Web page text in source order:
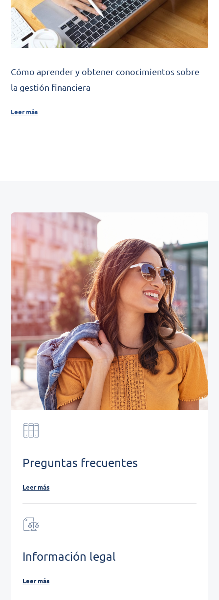
Cómo aprender y obtener conocimientos sobre
la gestión financiera
Leer más
Preguntas frecuentes
Leer más
Información legal
Leer más